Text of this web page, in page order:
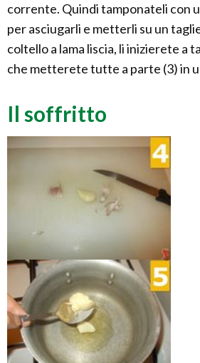
corrente. Quindi tamponateli con
per asciugarli e metterli su un
coltello a lama liscia, li inizierete a
che metterete tutte a parte (3) in
Il soffritto